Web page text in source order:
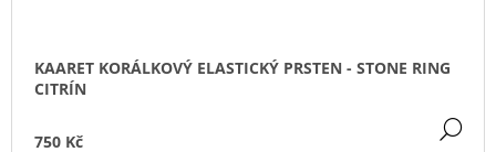
KAARET KORÁLKOVÝ ELASTICKÝ PRSTEN - STONE RING
CITRÍN
750 Kč